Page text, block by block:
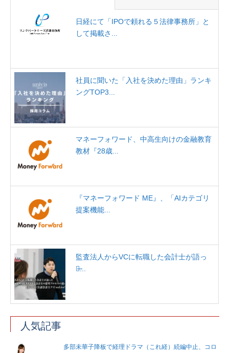
日経にて「IPOで頼れる５法律事務所」と
して掲載さ...
社員に聞いた「入社を決めた理由」ランキ
ングTOP3...
マネーフォワード、中高生向けの金融教育
教材『28歳...
『マネーフォワード ME』、「AIカテゴリ
提案機能...
監査法人からVCに転職した会計士が語っ
た̶...
人気記事
多部未華子降板で経理ドラマ（これ経）続編中止、コロ